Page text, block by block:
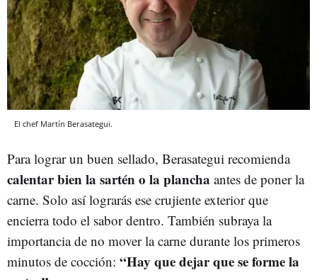
El chef Martín Berasategui.
Para lograr un buen sellado, Berasategui recomienda
calentar bien la sartén o la plancha antes de poner la
carne. Solo así lograrás ese crujiente exterior que
encierra todo el sabor dentro. También subraya la
importancia de no mover la carne durante los primeros
minutos de cocción: “Hay que dejar que se forme la